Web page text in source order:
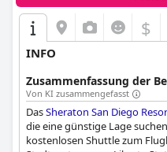
$
INFO
Zusammenfassung der
Von KI zusammengefasst
DasSheraton San Diego
die eine günstige Lage
kostenlosen Shuttle zum